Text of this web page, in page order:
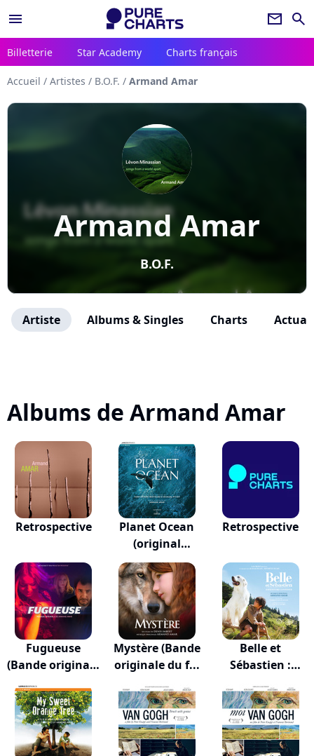
menu newsletter search
Billetterie Star Academy Charts français
Accueil / Artistes / B.O.F. / Armand Amar
Armand Amar
B.O.F.
Artiste Albums & Singles Charts
Albums de Armand Amar
Retrospective
Planet Ocean
(original
Motion...
Retrospective
Fugueuse
(Bande originale
Mystère (Bande
originale du f...
Belle et
Sébastien :